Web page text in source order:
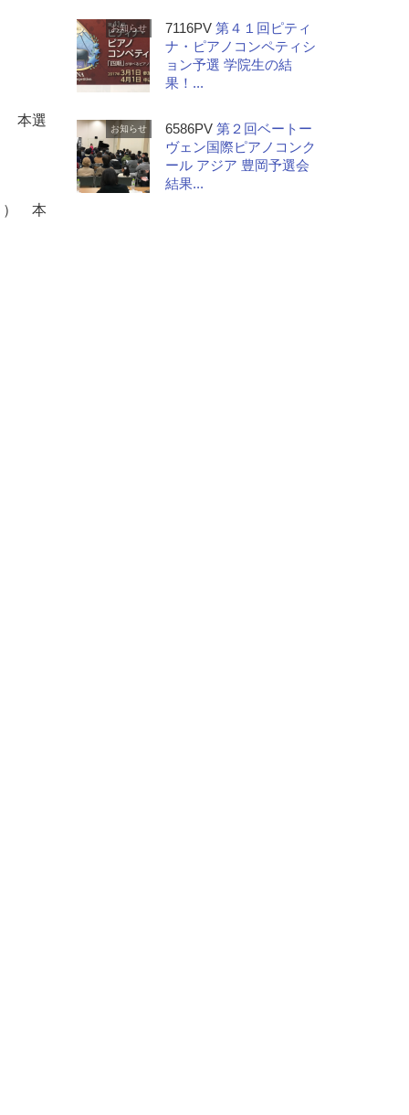
本選
） 本
お知らせ 7116PV 第４１回ピティ
ナ・ピアノコンペティシ
ョン予選 学院生の結
果！...
お知らせ 6586PV 第２回ベートー
ヴェン国際ピアノコンク
ール アジア 豊岡予選会
結果...